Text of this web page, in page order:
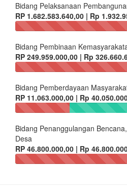
Bidang Pelaksanaan
RP 1.682.583.640,00 | Rp
Bidang Pembinaan
RP 249.959.000,00 | Rp
Bidang Pemberdayaan
RP 11.063.000,00 | Rp
Bidang Penanggulangan
Desa
RP 46.800.000,00 | Rp